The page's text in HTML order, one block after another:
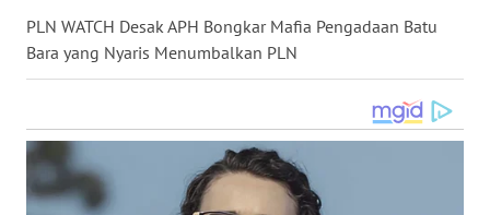
PLN WATCH Desak APH Bongkar Mafia Pengadaan Batu
Bara yang Nyaris Menumbalkan PLN
WN
WN
KALBAR